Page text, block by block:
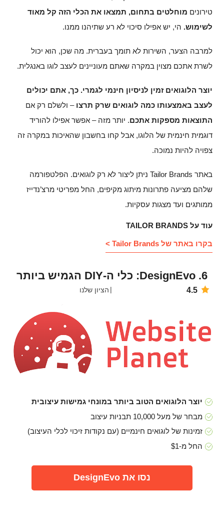
טירונים מוחלטים בתחום, תמצאו את הכלי הזה קל מאוד
לשימוש. הי, יש אפילו סיכוי לא רע שתיהנו ממנו.
למרבה הצער, השירות לא תומך בעברית. מה שכן, הוא יכול
לשרת אתכם מצוין במקרה שאתם מעוניינים לעצב לוגו באנגלית.
יוצר הלוגואים זמין לניסיון חינמי לגמרי. כך, אתם יכולים
לעצב באמצעותו כמה לוגואים שרק תרצו – ולשלם רק אם
התוצאות מספקות אתכם. יותר מזה – אפשר אפילו להוריד
דוגמית חינמית של הלוגו, אבל קחו בחשבון שהאיכות במקרה זה
צפויה להיות נמוכה.
באתר Tailor Brands ניתן ליצור לא רק לוגואים. הפלטפורמה
שלהם מציעה פתרונות מיתוג מקיפים, החל מפריטי מרצ’נדייז
ממותגים ועד מצגות עסקיות.
עוד על TAILOR BRANDS
בקרו באתר של Tailor Brands >
6. DesignEvo: כלי ה-DIY הגמיש ביותר
4.5 הציון שלנו
יוצר הלוגואים הטוב ביותר במונחי גמישות עיצובית
מבחר של מעל 10,000 תבניות עיצוב
זמינות של לוגואים חינמיים (עם נקודות זיכוי לכלי העיצוב)
החל מ-$1
נסו את DesignEvo